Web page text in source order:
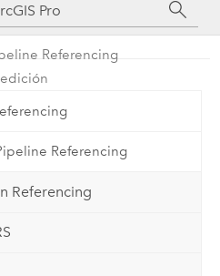
Referencing
edición
Referencing
Referencing